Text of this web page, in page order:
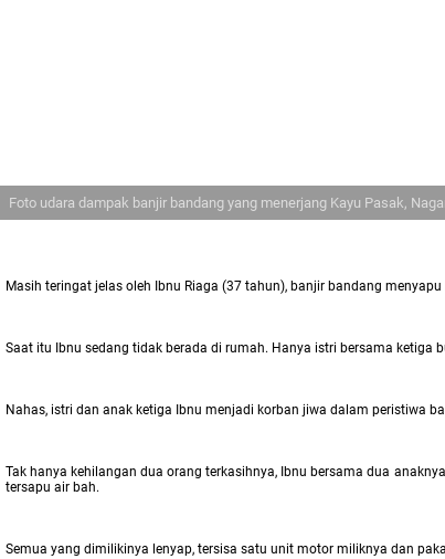
Foto udara dampak banjir bandang yang menerjang Kayu Pasak,
Masih teringat jelas oleh Ibnu Riaga (37 tahun), banjir bandang
Saat itu Ibnu sedang tidak berada di rumah. Hanya istri bersama
Nahas, istri dan anak ketiga Ibnu menjadi korban jiwa dalam peristiwa
Tak hanya kehilangan dua orang terkasihnya, Ibnu bersama dua
tersapu air bah.
Semua yang dimilikinya lenyap, tersisa satu unit motor miliknya dan